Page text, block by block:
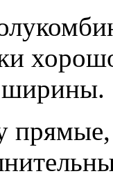
ширины.